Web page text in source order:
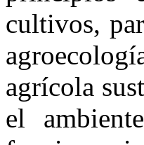
cultivos,
agrícola
el